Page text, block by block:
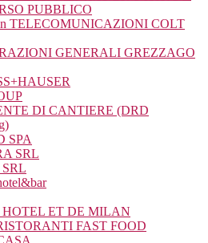
PUBBLICO
TELECOMUNICAZIONI COLT
GENERALI GREZZAGO
DI CANTIERE (DRD
SPA
SRL
ET DE MILAN
FAST FOOD